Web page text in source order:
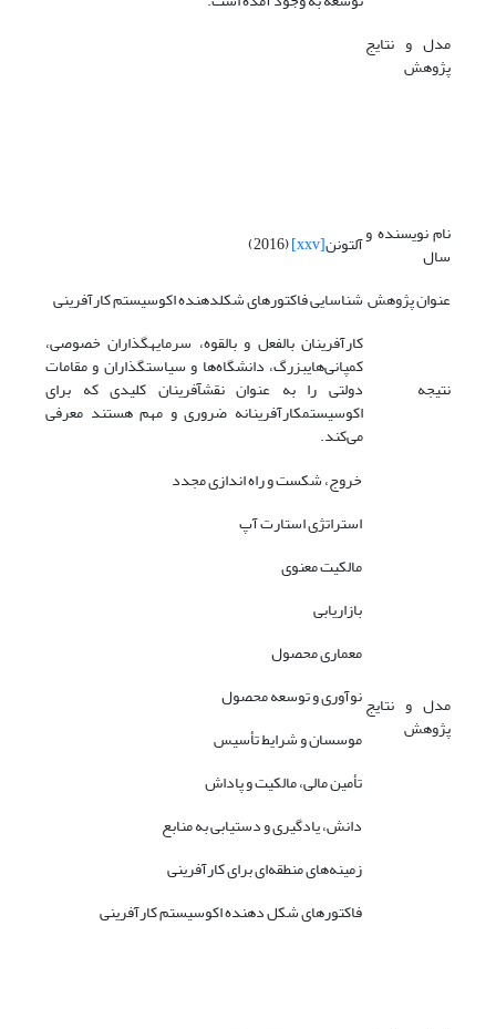
مدل و نتایج
پژوهش
نام نویسنده و
سال آلتونن[xxv]
(2016)
عنوان پژوهششناسایی فاکتورهای شکل­دهنده اکوسیستم کارآفرینی
نتیجه
کارآفرینان بالفعل و بالقوه، سرمایه­گذاران خصوصی،
کمپانی‌های­بزرگ، دانشگاه‌ها و سیاست­گذاران و مقامات
دولتی را به عنوان نقش­آفرینان کلیدی که برای
اکوسیستم­کارآفرینانه ضروری و مهم هستند معرفی
می‌کند.
مدل و نتایج
پژوهش
خروج، شکست و راه اندازی مجدد
استراتژی استارت آپ
مالکیت معنوی
بازاریابی
معماری محصول
نوآوری و توسعه محصول
موسسان و شرایط تأسیس
تأمین مالی، مالکیت و پاداش
دانش، یادگیری و دستیابی به منابع
زمینه‌های منطقه‌ای برای کارآفرینی
فاکتورهای شکل دهنده اکوسیستم کارآفرینی